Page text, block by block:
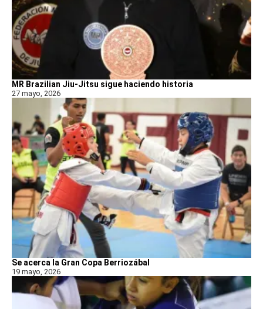
MR Brazilian Jiu-Jitsu sigue haciendo historia
27 mayo, 2026
Se acerca la Gran Copa Berriozábal
19 mayo, 2026